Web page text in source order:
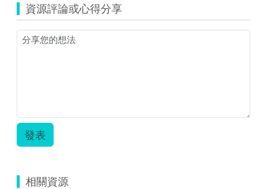
資源評論或心得分享
發表
相關資源